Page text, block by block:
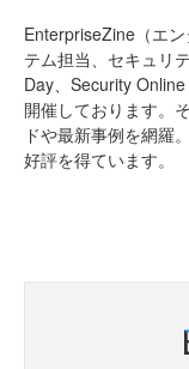
EnterpriseZine（エ
テム担当、セキュリ
Day、Security
開催しております。
ドや最新事例を網羅
好評を得ています。